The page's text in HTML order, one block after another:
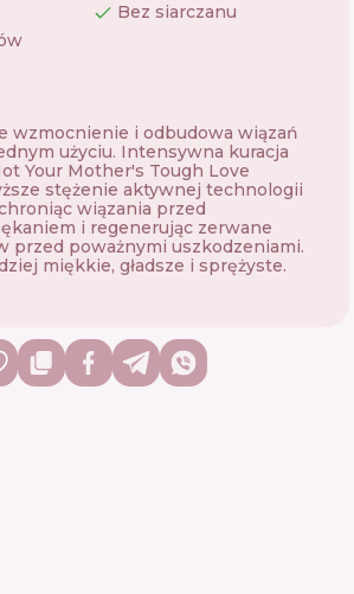
Bez siarczanu
wzmocnienie i odbudowa wiązań
użyciu. Intensywna kuracja
Your Mother's Tough Love
stężenie aktywnej technologii
wiązania przed
i regenerując zerwane
przed poważnymi uszkodzeniami.
miękkie, gładsze i sprężyste.